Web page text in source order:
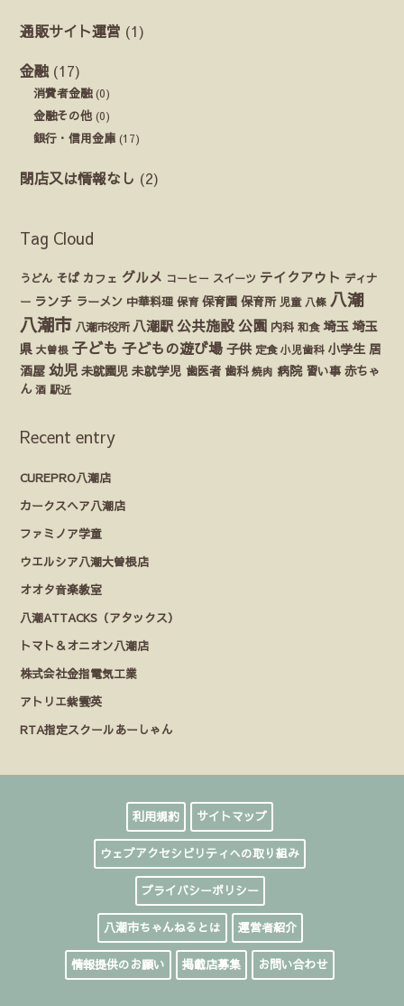
通販サイト運営 (1)
金融 (17)
消費者金融(0)
金融その他 (0)
銀行・信用金庫 (17)
閉店又は情報なし (2)
Tag Cloud
うどん そば カフェ グルメ コーヒー スイーツ テイクアウト ディナ
ー ランチ ラーメン 中華料理 保育 保育園 保育所 児童 八條 八潮
八潮市 八潮市役所 八潮駅 公共施設 公園 内科 和食 埼玉 埼玉
県 大曽根 子ども 子どもの遊び場 子供 定食 小児歯科 小学生 居
酒屋 幼児 未就園児 未就学児 歯医者 歯科 焼肉 病院 習い事 赤ちゃ
ん 酒 駅近
Recent entry
CUREPRO八潮店
カークスヘア八潮店
ファミノア学童
ウエルシア八潮大曽根店
オオタ音楽教室
八潮ATTACKS（アタックス）
トマト＆オニオン八潮店
株式会社金指電気工業
アトリエ紫雲英
RTA指定スクールあーしゃん
利用規約 サイトマップ
ウェブアクセシビリティへの取り組み
プライバシーポリシー
八潮市ちゃんねるとは 運営者紹介
情報提供のお願い 掲載店募集 お問い合わせ